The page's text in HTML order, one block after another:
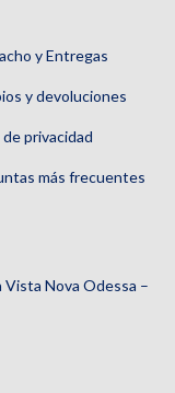
y Entregas
y devoluciones
privacidad
más frecuentes
Vista Nova Odessa –